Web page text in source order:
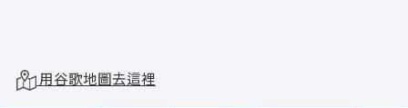
用谷歌地圖去這裡